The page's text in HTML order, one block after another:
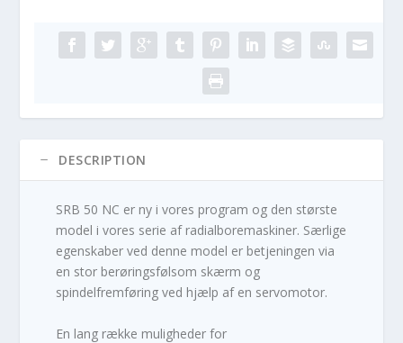
DESCRIPTION
SRB 50 NC er ny i vores program og den største
model i vores serie af radialboremaskiner. Særlige
egenskaber ved denne model er betjeningen via
en stor berøringsfølsom skærm og
spindelfremføring ved hjælp af en servomotor.
En lang række muligheder for